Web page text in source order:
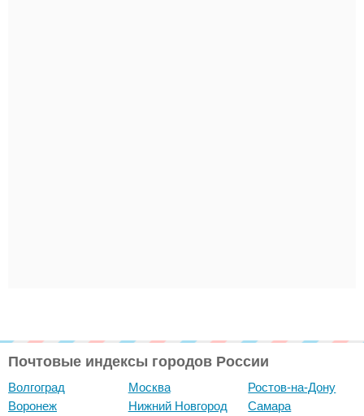
Почтовые индексы городов России
Волгоград
Воронеж
Москва
Нижний Новгород
Ростов-на-Дону
Самара